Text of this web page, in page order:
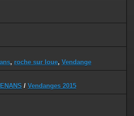
, roche sur loue, Vendange
/ Vendanges 2015